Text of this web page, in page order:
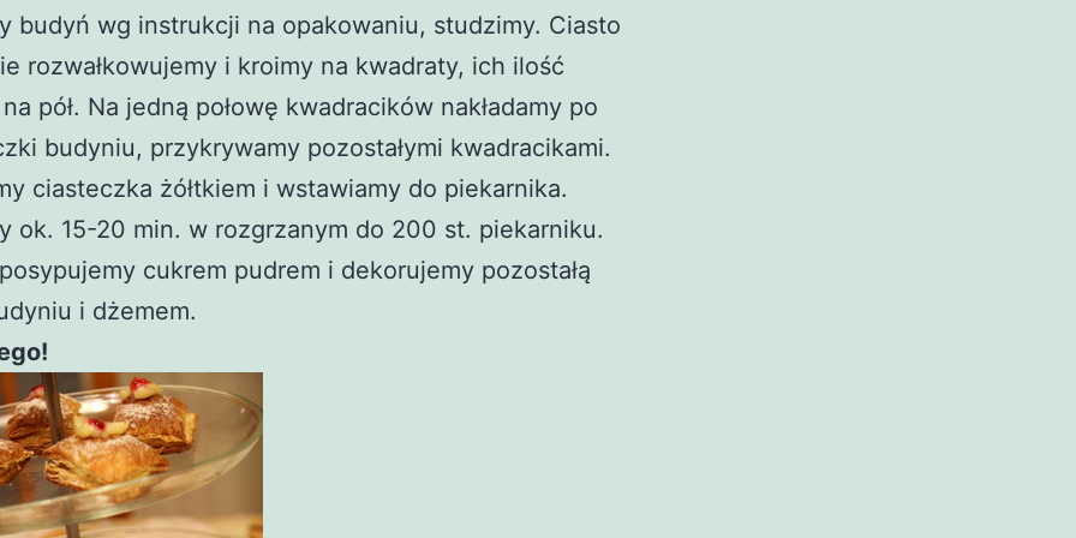
budyń wg instrukcji na opakowaniu, studzimy. Ciasto
rozwałkowujemy i kroimy na kwadraty, ich ilość
pół. Na jedną połowę kwadracików nakładamy po
budyniu, przykrywamy pozostałymi kwadracikami.
ciasteczka żółtkiem i wstawiamy do piekarnika.
ok. 15-20 min. w rozgrzanym do 200 st. piekarniku.
cukrem pudrem i dekorujemy pozostałą
i dżemem.